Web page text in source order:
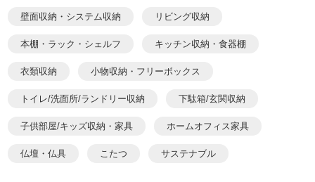
壁面収納・システム収納 リビング収納
本棚・ラック・シェルフ キッチン収納・食器棚
衣類収納 小物収納・フリーボックス
トイレ/洗面所/ランドリー収納 下駄箱/玄関収納
子供部屋/キッズ収納・家具 ホームオフィス家具
仏壇・仏具 こたつ サステナブル